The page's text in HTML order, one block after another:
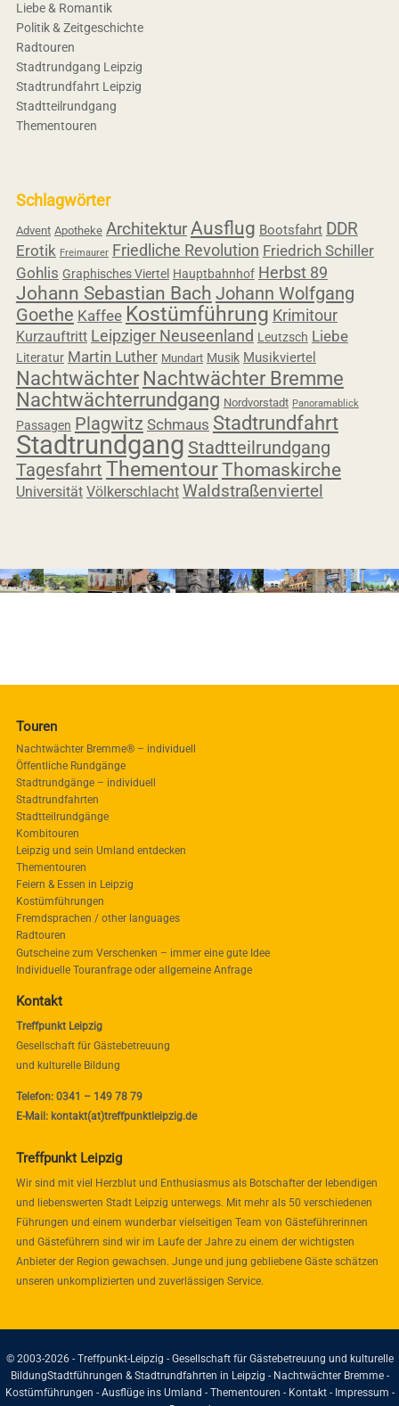
Liebe & Romantik
Politik & Zeitgeschichte
Radtouren
Stadtrundgang Leipzig
Stadtrundfahrt Leipzig
Stadtteilrundgang
Thementouren
Schlagwörter
Advent Apotheke ArchitekturAusflug Bootsfahrt DDR
Erotik Freimaurer Friedliche Revolution Friedrich Schiller
Gohlis Graphisches Viertel Hauptbahnhof Herbst 89
Johann Sebastian Bach Johann Wolfgang
Goethe Kaffee Kostümführung Krimitour
Kurzauftritt Leipziger Neuseenland Leutzsch Liebe
Literatur Martin Luther Mundart Musik Musikviertel
NachtwächterNachtwächter Bremme
Nachtwächterrundgang Nordvorstadt Panoramablick
Passagen Plagwitz Schmaus Stadtrundfahrt
Stadtrundgang Stadtteilrundgang
Tagesfahrt ThementourThomaskirche
Universität Völkerschlacht Waldstraßenviertel
Touren
Nachtwächter Bremme® – individuell
Öffentliche Rundgänge
Stadtrundgänge – individuell
Stadtrundfahrten
Stadtteilrundgänge
Kombitouren
Leipzig und sein Umland entdecken
Thementouren
Feiern & Essen in Leipzig
Kostümführungen
Fremdsprachen / other languages
Radtouren
Gutscheine zum Verschenken – immer eine gute Idee
Individuelle Touranfrage oder allgemeine Anfrage
Kontakt
Treffpunkt Leipzig
Gesellschaft für Gästebetreuung
und kulturelle Bildung
Telefon: 0341 – 149 78 79
E-Mail: kontakt(at)treffpunktleipzig.de
Treffpunkt Leipzig
Wir sind mit viel Herzblut und Enthusiasmus als Botschafter der lebendigen
und liebenswerten Stadt Leipzig unterwegs. Mit mehr als 50 verschiedenen
Führungen und einem wunderbar vielseitigen Team von Gästeführerinnen
und Gästeführern sind wir im Laufe der Jahre zu einem der wichtigsten
Anbieter der Region gewachsen. Junge und jung gebliebene Gäste schätzen
unseren unkomplizierten und zuverlässigen Service.
© 2003-2026 - Treffpunkt-Leipzig - Gesellschaft für Gästebetreuung und kulturelle
BildungStadtführungen & Stadtrundfahrten in Leipzig - Nachtwächter Bremme -
Kostümführungen - Ausflüge ins Umland - Thementouren - Kontakt- Impressum -